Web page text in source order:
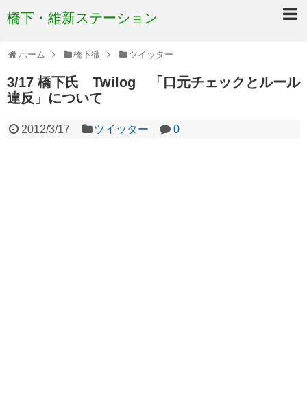
橋下・維新ステーション
ホーム 橋下徹 ツイッター
3/17 橋下氏 Twilog 「口元チェックとルール
違反」について
2012/3/17 ツイッター 0